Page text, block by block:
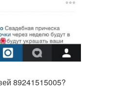
89241515005?